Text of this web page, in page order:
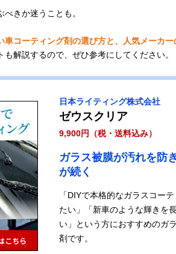
きか迷うことも。
車コーティング剤の選び方と、人気メーカ
解説するので、ぜひ参考にしてください。
日本ライティング株式会社
ゼウスクリア
9,900円（税・送料込み）
ガラス被膜が汚れを防
が続く
「DIYで本格的なガラスコー
たい」「新車のような輝きを
い」という方におすすめのガ
剤です。